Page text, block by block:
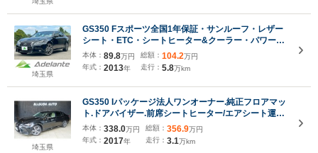
埼玉県
GS350 Fスポーツ全国1年保証・サンルーフ・レザー
シート・ETC・シートヒーター&クーラー・パワート
ランク・純正19インチAW・フォグランプ・サイドバ
イザー・シートメモリー・地デジTV・バックカメ
ラ・ユーザー買取車・クリソナ
本体： 89.8万円
年式： 2013年
総額： 104.2万円
走行： 5.8万km
埼玉県
GS350 Iパッケージ法人ワンオーナー.純正フロアマッ
ト.ドアバイザー.前席シートヒーター/エアシート運転
席メモリーシート.後席フィルム.ステアリングヒータ
ー.パワートランク&イージークローザー.後席カーテ
ン.電動シェード
本体： 338.0万円
年式： 2017年
総額： 356.9万円
走行： 3.1万km